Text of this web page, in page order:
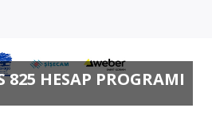
825 HESAP PROGRAMI